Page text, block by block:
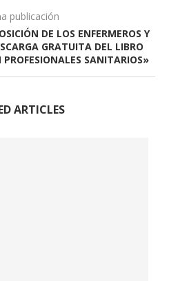
publicación
DE LOS ENFERMEROS Y
GRATUITA DEL LIBRO
SANITARIOS»
ARTICLES